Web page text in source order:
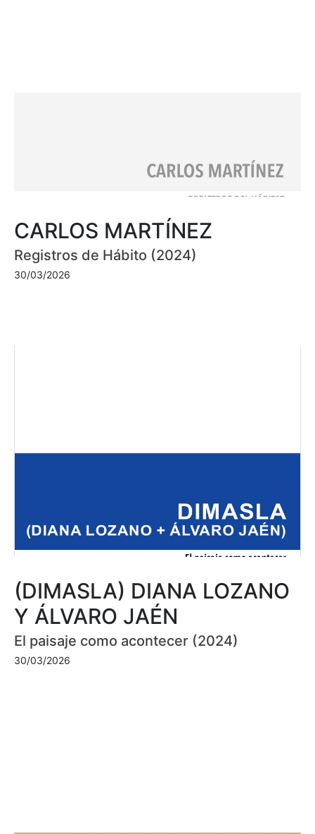
CARLOS MARTÍNEZ
Registros de Hábito (2024)
30/03/2026
(DIMASLA) DIANA LOZANO
Y ÁLVARO JAÉN
El paisaje como acontecer (2024)
30/03/2026